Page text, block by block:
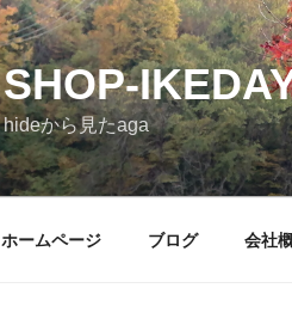
SHOP-
hideから見たaga
ホームページ ブログ 会社